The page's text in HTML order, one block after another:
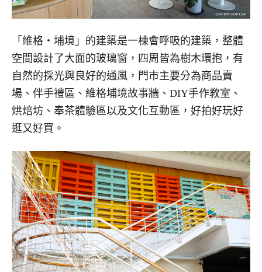
「維格・埔境」的建築是一棟會呼吸的建築，整體
空間設計了大面的玻璃窗，四周皆為樹木環抱，有
自然的採光與良好的通風，門市主要分為商品賣
場、伴手禮區、維格埔境故事牆、DIY手作教室、
烘焙坊、奉茶體驗區以及文化互動區，好拍好玩好
逛又好買。